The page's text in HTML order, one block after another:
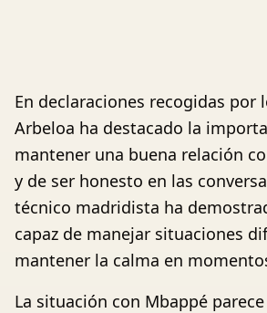
En declaraciones recogidas por
Arbeloa ha destacado la
mantener una buena relación
y de ser honesto en las
técnico madridista ha
capaz de manejar situaciones
mantener la calma en
La situación con Mbappé